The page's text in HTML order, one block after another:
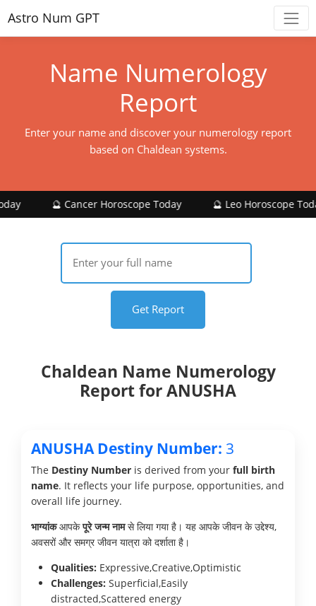
Astro Num GPT
Name Numerology
Report
Enter your name and discover your numerology report
based on Chaldean systems.
🔮 Cancer Horoscope Today 🔮 Leo Horoscope Today
Chaldean Name Numerology
Report for ANUSHA
ANUSHA Destiny Number: 3
The Destiny Number is derived from your full birth
name. It reflects your life purpose, opportunities, and
overall life journey.
भाग्यांकआपकेपूरे जन्म नामसे लिया गया है। यह आपके जीवन के उद्देश्य,
अवसरों और समग्र जीवन यात्रा को दर्शाता है।
Qualities: Expressive,Creative,Optimistic
Challenges: Superficial,Easily
distracted,Scattered energy